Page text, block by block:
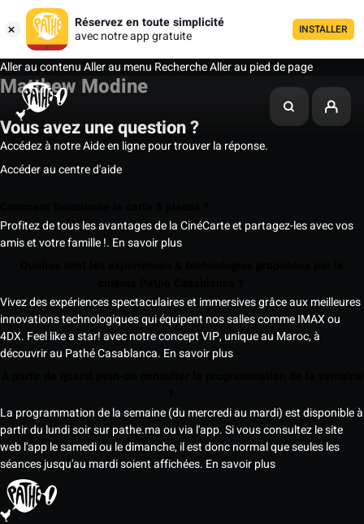
Réservez en toute simplicité
avec notre app gratuite
INSTALLER
Aller au contenuAller au menu RechercheAller au pied de page
Matthew Modine
Vous avez une question ?
Accédez à notre Aide en ligne pour trouver la réponse.
Accéder au centre d'aide
Profitez de tous les avantages de la CinéCarte et partagez-les avec vos
amis et votre famille !. En savoir plus
Vivez des expériences spectaculaires et immersives grâce aux meilleures
innovations technologiques qui équipent nos salles comme IMAX ou
4DX. Feel like a star! avec notre concept VIP, unique au Maroc, à
découvrir au Pathé Casablanca. En savoir plus
La programmation de la semaine (du mercredi au mardi) est disponible à
partir du lundi soir sur pathe.ma ou via l'app. Si vous consultez le site
web l'app le samedi ou le dimanche, il est donc normal que seules les
séances jusqu'au mardi soient affichées. En savoir plus